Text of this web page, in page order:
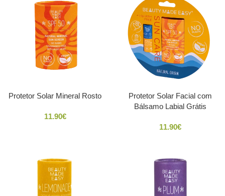
Protetor Solar Mineral Rosto
11.90€
Protetor Solar Facial com
Bálsamo Labial Grátis
11.90€